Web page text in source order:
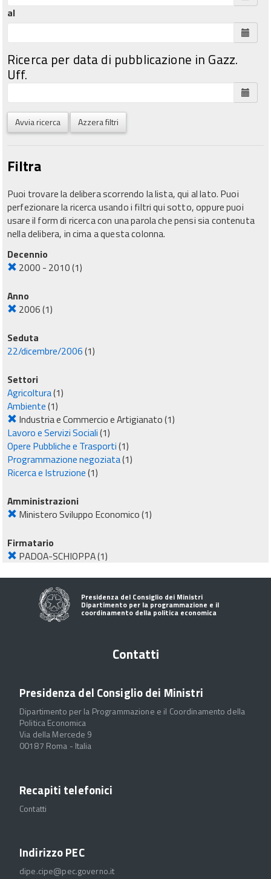
al
Ricerca per data di pubblicazione in Gazz.
Uff.
Avvia ricerca Azzera filtri
Filtra
Puoi trovare la delibera scorrendo la lista, qui al lato. Puoi
perfezionare la ricerca usando i filtri qui sotto, oppure puoi
usare il form di ricerca con una parola che pensi sia contenuta
nella delibera, in cima a questa colonna.
Decennio
2000 - 2010(1)
Anno
2006(1)
Seduta
22/dicembre/2006(1)
Settori
Agricoltura(1)
Ambiente(1)
Industria e Commercio e Artigianato(1)
Lavoro e Servizi Sociali(1)
Opere Pubbliche e Trasporti(1)
Programmazione negoziata(1)
Ricerca e Istruzione(1)
Amministrazioni
Ministero Sviluppo Economico(1)
Firmatario
PADOA-SCHIOPPA(1)
Presidenza del Consiglio dei Ministri
Dipartimento per la programmazione e il
coordinamento della politica economica
Contatti
Presidenza del Consiglio dei Ministri
Dipartimento per la Programmazione e il Coordinamento della
Politica Economica
Via della Mercede 9
00187 Roma - Italia
Recapiti telefonici
Contatti
Indirizzo PEC
dipe.cipe@pec.governo.it